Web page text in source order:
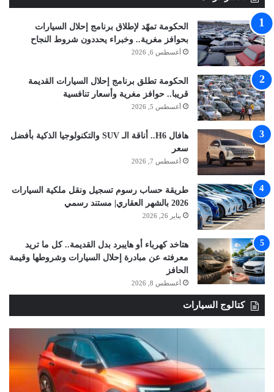
الحكومة تمهّد لإطلاق برنامج إحلال السيارات
بحوافز مغرية.. وخبراء يحددون شروط النجاح
أغسطس 6, 2026
الحكومة تطلق برنامج إحلال السيارات القديمة
قريبا.. حوافز مغرية وأسعار تنافسية
أغسطس 5, 2026
هافال H6.. أناقة الـ SUV والتكنولوجيا الذكية بأفضل
سعر
أغسطس 7, 2026
طريقة حساب رسوم تسجيل ونقل ملكية السيارات
2026 بالشهر العقاري| مستند رسمي
يناير 26, 2026
هتاخد كهرباء أو هايبرد بدل القديمة.. كل ما تريد
معرفته عن مبادرة إحلال السيارات وشروطها وقيمة
الحافز
أغسطس 8, 2026
كتالوج السيارات